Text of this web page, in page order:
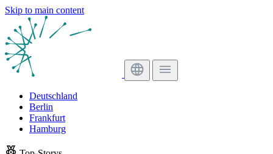
Skip to main content
Deutschland
Berlin
Frankfurt
Hamburg